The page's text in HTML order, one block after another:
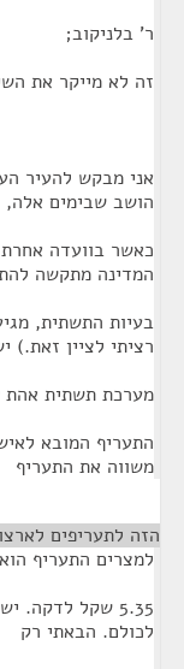
ר' בלניקוב;
זה לא מייקר את
אני מבקש להעיר
הושב שבימים אלה,
כאשר בוועדה
המדינה מתקשה
בעיות התשתית,
רציתי לציין זאת.)
מערכת תשתית אהת
משווה את התעריף
הזה לתעריפים
למצרים התעריף הוא 5.91 שקל לדקה; לארצות הברית -
5.35 שקל לדקה.
לכולם. הבאתי רק